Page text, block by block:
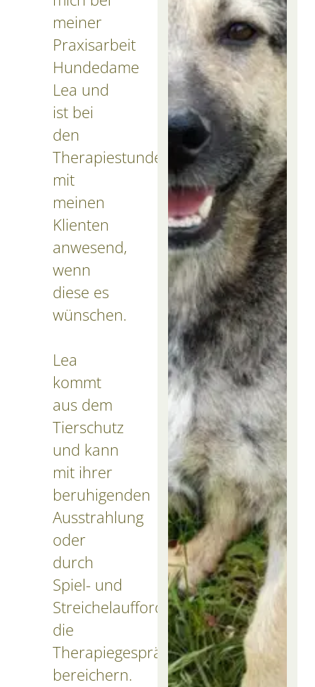
meiner
Praxisarbeit
Hundedame
Lea und
ist bei
den
Therapiestunden
mit
meinen
Klienten
anwesend,
wenn
diese es
wünschen.
Lea
kommt
aus dem
Tierschutz
und kann
mit ihrer
beruhigenden
Ausstrahlung
oder
durch
Spiel- und
Streichelaufforderungen
die
Therapiegespräche
bereichern.